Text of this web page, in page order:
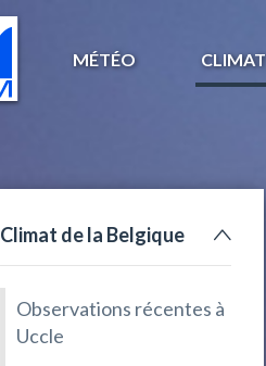
MÉTÉO CLIMAT
Climat de la Belgique
Observations récentes à
Uccle